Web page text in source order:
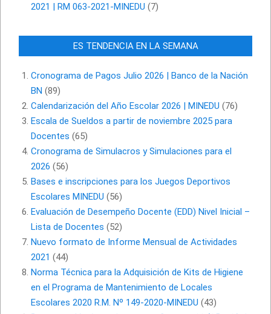
2021 | RM 063-2021-MINEDU (7)
ES TENDENCIA EN LA SEMANA
Cronograma de Pagos Julio 2026 | Banco de la Nación
BN (89)
Calendarización del Año Escolar 2026 | MINEDU (76)
Escala de Sueldos a partir de noviembre 2025 para
Docentes (65)
Cronograma de Simulacros y Simulaciones para el
2026 (56)
Bases e inscripciones para los Juegos Deportivos
Escolares MINEDU (56)
Evaluación de Desempeño Docente (EDD) Nivel Inicial –
Lista de Docentes (52)
Nuevo formato de Informe Mensual de Actividades
2021 (44)
Norma Técnica para la Adquisición de Kits de Higiene
en el Programa de Mantenimiento de Locales
Escolares 2020 R.M. Nº 149-2020-MINEDU (43)